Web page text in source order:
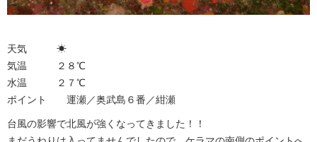
天気 ☀︎
気温 ２８℃
水温 ２７℃
ポイント 運瀬／奥武島６番／紺瀬
台風の影響で北風が強くなってきました！！